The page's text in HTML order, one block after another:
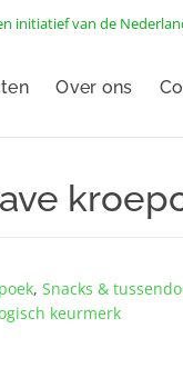
initiatief van de
Over ons
,Snacks &
keurmerk